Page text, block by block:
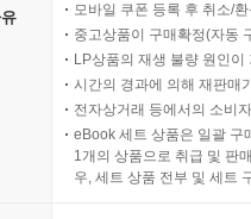
모바일 쿠폰 등록 후 취소/
중고상품이 구매확정(자동
LP상품의 재생 불량 원인
시간의 경과에 의해 재판매
전자상거래 등에서의 소비
eBook 세트 상품은 일괄 구
1개의 상품으로 취급 및 판
우, 세트 상품 전부 및 세트